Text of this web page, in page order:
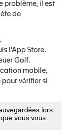
problème, il est
de
l'App Store.
Golf.
mobile.
pour vérifier si
lors
vous vous